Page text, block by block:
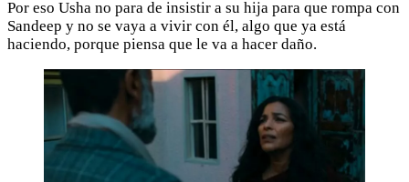
Por eso Usha no para de insistir a su hija para que rompa con
Sandeep y no se vaya a vivir con él, algo que ya está
haciendo, porque piensa que le va a hacer daño.